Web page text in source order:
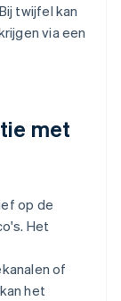
twijfel kan
via een
met
op de
Het
of
het